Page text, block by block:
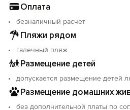
Оплата
безналичный расчет
Пляжи рядом
галечный пляж
Размещение детей
допускается размещение детей
Размещение домашних
без дополнительной платы по